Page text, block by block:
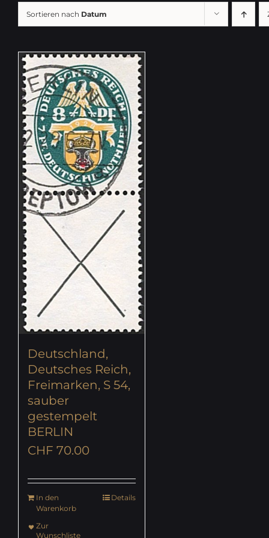
Sortieren nach Datum
Deutschland,
Deutsches Reich,
Freimarken, S 54,
sauber
gestempelt
BERLIN
CHF 70.00
In den
Warenkorb
Details
Zur
Wunschliste